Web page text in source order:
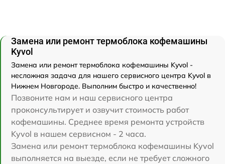
Замена или ремонт термоблока кофемашины
Kyvol
Замена или ремонт термоблока кофемашины Kyvol -
несложная задача для нашего сервисного центра Kyvol в
Нижнем Новгороде. Выполним быстро и качественно!
Позвоните нам и наш сервисного центра
проконсультирует и озвучит стоимость работ
кофемашины. Среднее время ремонта устройств
Kyvol в нашем сервисном - 2 часа.
Замена или ремонт термоблока кофемашины Kyvol
выполняется на выезде, если не требует сложного